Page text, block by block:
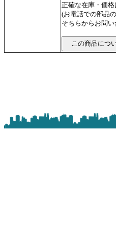
正確な在庫・価格
(お電話での部品
そちらからお問